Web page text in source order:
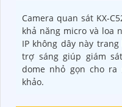
Camera quan sát KX-
khả năng micro và loa
IP không dây này
trợ sáng giúp giám
dome nhỏ gọn cho
khảo.